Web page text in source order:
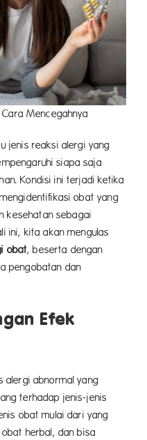
Mencegahnya
jenis reaksi alergi yang
siapa saja
Kondisi ini terjadi ketika
obat yang
kesehatan sebagai
ini, kita akan mengulas
obat, beserta dengan
pengobatan dan
Efek
alergi abnormal yang
terhadap jenis-jenis
obat mulai dari yang
herbal, dan bisa